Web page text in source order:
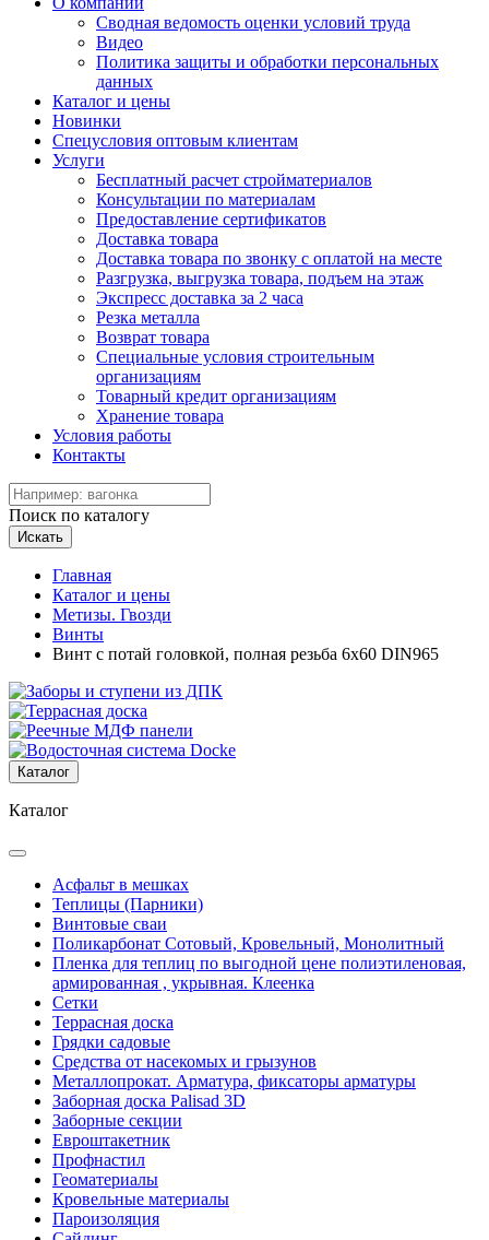
Сводная ведомость оценки условий труда
Видео
Политика защиты и обработки персональных
данных
Каталог и цены
Новинки
Спецусловия оптовым клиентам
Услуги
Бесплатный расчет стройматериалов
Консультации по материалам
Предоставление сертификатов
Доставка товара
Доставка товара по звонку с оплатой на месте
Разгрузка, выгрузка товара, подъем на этаж
Экспресс доставка за 2 часа
Резка металла
Возврат товара
Специальные условия строительным
организациям
Товарный кредит организациям
Хранение товара
Условия работы
Контакты
Поиск по каталогу
Искать
Главная
Каталог и цены
Метизы. Гвозди
Винты
Винт с потай головкой, полная резьба 6х60 DIN965
Каталог
Каталог
Асфальт в мешках
Теплицы (Парники)
Винтовые сваи
Поликарбонат Сотовый, Кровельный, Монолитный
Пленка для теплиц по выгодной цене полиэтиленовая,
армированная , укрывная. Клеенка
Сетки
Террасная доска
Грядки садовые
Средства от насекомых и грызунов
Металлопрокат. Арматура, фиксаторы арматуры
Заборная доска Palisad 3D
Заборные секции
Евроштакетник
Профнастил
Геоматериалы
Кровельные материалы
Пароизоляция